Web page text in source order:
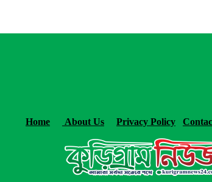
Home About Us Privacy Policy